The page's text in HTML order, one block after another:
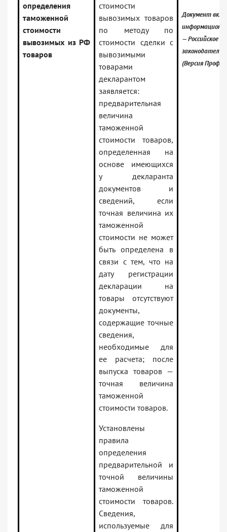
определения
таможенной
стоимости
вывозимых из РФ
товаров
стоимости
вывозимых товаров
по методу по
стоимости сделки с
вывозимыми
товарами
декларантом
заявляется:
предварительная
величина
таможенной
стоимости товаров,
определенная на
основе имеющихся
у декларанта
документов и
сведений, если
точная величина их
таможенной
стоимости не может
быть определена в
связи с тем, что на
дату регистрации
декларации на
товары отсутствуют
документы,
содержащие точные
сведения,
необходимые для
ее расчета; после
выпуска товаров —
точная величина
таможенной
стоимости товаров.
Установлены
правила
определения
предварительной и
точной величины
таможенной
стоимости товаров.
Сведения,
используемые для
Документ
— Российское
(Версия Проф)